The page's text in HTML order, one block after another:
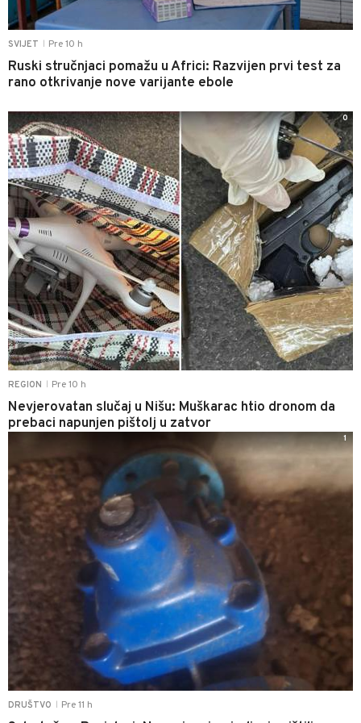
SVIJET Pre 10 h
Ruski stručnjaci pomažu u Africi: Razvijen prvi test za
rano otkrivanje nove varijante ebole
REGION Pre 10 h
Nevjerovatan slučaj u Nišu: Muškarac htio dronom da
prebaci napunjen pištolj u zatvor
0
DRUŠTVO Pre 11 h
1